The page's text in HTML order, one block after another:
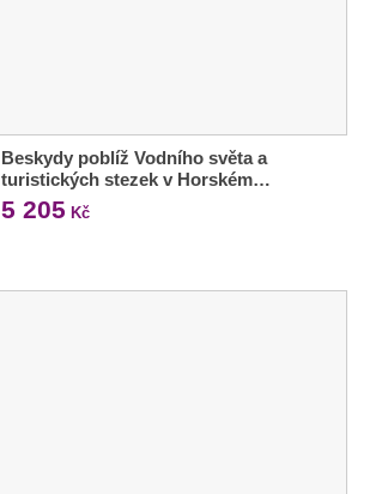
Beskydy poblíž Vodního světa a
turistických stezek v Horském…
5 205 Kč